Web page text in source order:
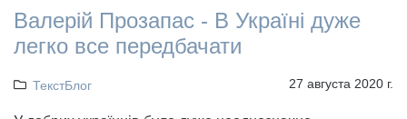
Валерій Прозапас - В Україні дуже
легко все передбачати
ТекстБлог 27 августа 2020 г.